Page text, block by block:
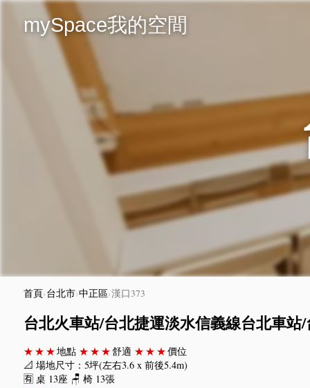
mySpace我的空間
首頁›台北市›中正區›漢口373
台北火車站/台北捷運淡水信義線台北車站
★★★地點 ★★★舒適 ★★★價位
📐 場地尺寸：5坪(左右3.6 x 前後5.4m)
🈶 桌 13座 🪑 椅 13張